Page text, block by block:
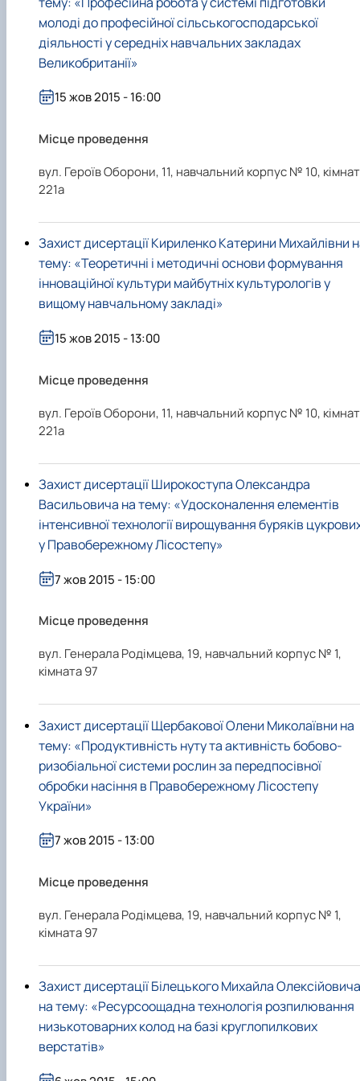
молоді до професійної сільськогосподарської
діяльності у середніх навчальних закладах
Великобританії»
15 жов 2015 - 16:00
Місце проведення
вул. Героїв Оборони, 11, навчальний корпус № 10,
221а
Захист дисертації Кириленко Катерини Михайлівни
тему: «Теоретичні і методичні основи формування
інноваційної культури майбутніх культурологів у
вищому навчальному закладі»
15 жов 2015 - 13:00
Місце проведення
вул. Героїв Оборони, 11, навчальний корпус № 10,
221а
Захист дисертації Широкоступа Олександра
Васильовича на тему: «Удосконалення елементів
інтенсивної технології вирощування буряків
у Правобережному Лісостепу»
7 жов 2015 - 15:00
Місце проведення
вул. Генерала Родімцева, 19, навчальний корпус № 1,
кімната 97
Захист дисертації Щербакової Олени Миколаївни на
тему: «Продуктивність нуту та активність бобово-
ризобіальної системи рослин за передпосівної
обробки насіння в Правобережному Лісостепу
України»
7 жов 2015 - 13:00
Місце проведення
вул. Генерала Родімцева, 19, навчальний корпус № 1,
кімната 97
Захист дисертації Білецького Михайла Олексійовича
на тему: «Ресурсоощадна технологія розпилювання
низькотоварних колод на базі круглопилкових
верстатів»